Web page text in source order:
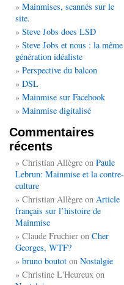
Mainmises, scannés sur le
site.
Steve Jobs does LSD
Steve Jobs et nous : la même
génération idéaliste
Perspective du balcon
DSL
Mainmise sur Facebook
Mainmise digitalisé
Commentaires
récents
Christian Allègre on Paule
Lebrun: Mainmise et la contre-
culture
Christian Allègre on Article
français sur l’histoire de
Mainmise
Claude Fruchier on Cher
Georges, WTF?
bruno boutot on Nostalgie
Christine L'Heureux on